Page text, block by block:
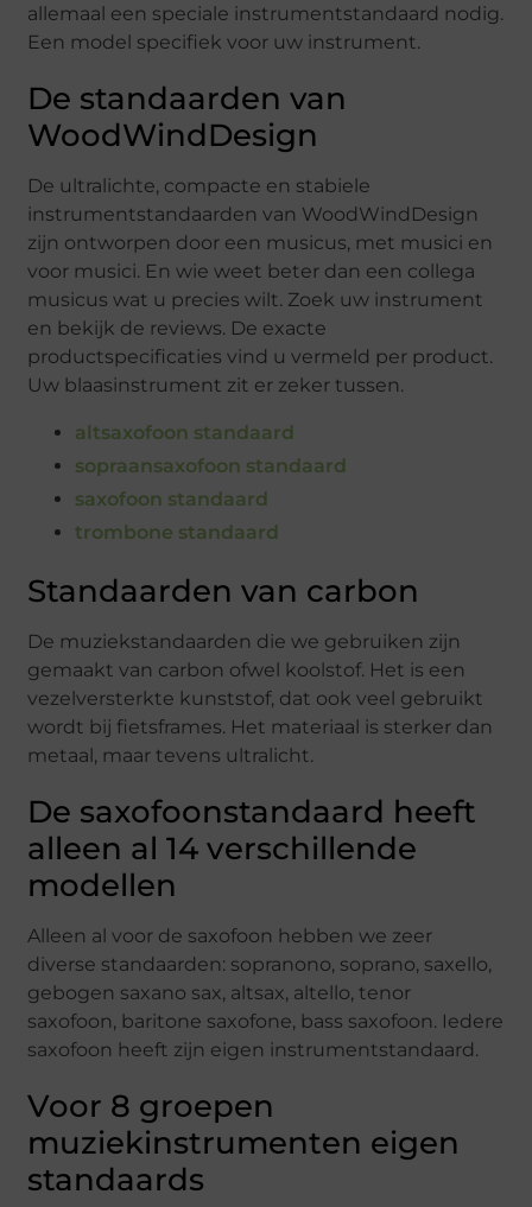
allemaal een speciale instrumentstandaard nodig.
Een model specifiek voor uw instrument.
De standaarden van
WoodWindDesign
De ultralichte, compacte en stabiele
instrumentstandaarden van WoodWindDesign
zijn ontworpen door een musicus, met musici en
voor musici. En wie weet beter dan een collega
musicus wat u precies wilt. Zoek uw instrument
en bekijk de reviews. De exacte
productspecificaties vind u vermeld per product.
Uw blaasinstrument zit er zeker tussen.
altsaxofoon standaard
sopraansaxofoon standaard
saxofoon standaard
trombone standaard
Standaarden van carbon
De muziekstandaarden die we gebruiken zijn
gemaakt van carbon ofwel koolstof. Het is een
vezelversterkte kunststof, dat ook veel gebruikt
wordt bij fietsframes. Het materiaal is sterker dan
metaal, maar tevens ultralicht.
De saxofoonstandaard heeft
alleen al 14 verschillende
modellen
Alleen al voor de saxofoon hebben we zeer
diverse standaarden: sopranono, soprano, saxello,
gebogen saxano sax, altsax, altello, tenor
saxofoon, baritone saxofone, bass saxofoon. Iedere
saxofoon heeft zijn eigen instrumentstandaard.
Voor 8 groepen
muziekinstrumenten eigen
standaards